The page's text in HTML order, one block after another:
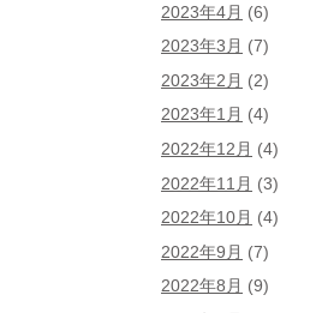
2023年4月 (6)
2023年3月 (7)
2023年2月 (2)
2023年1月 (4)
2022年12月 (4)
2022年11月 (3)
2022年10月 (4)
2022年9月 (7)
2022年8月 (9)